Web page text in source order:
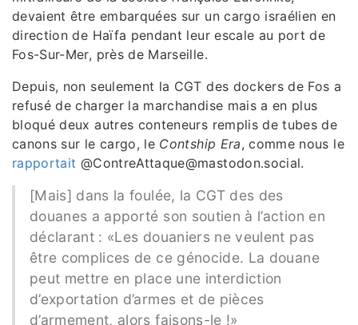
devaient être embarquées sur un cargo israélien en
direction de Haïfa pendant leur escale au port de
Fos-Sur-Mer, près de Marseille.
Depuis, non seulement la CGT des dockers de Fos a
refusé de charger la marchandise mais a en plus
bloqué deux autres conteneurs remplis de tubes de
canons sur le cargo, le Contship Era, comme nous le
rapportait @ContreAttaque@mastodon.social.
[Mais] dans la foulée, la CGT des des
douanes a apporté son soutien à l’action en
déclarant : «Les douaniers ne veulent pas
être complices de ce génocide. La douane
peut mettre en place une interdiction
d’exportation d’armes et de pièces
d’armement, alors faisons-le !»